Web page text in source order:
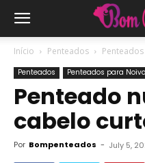
Início Penteados
Penteados Penteados para
Penteado
cabelo
Por Bompenteados - July 5,